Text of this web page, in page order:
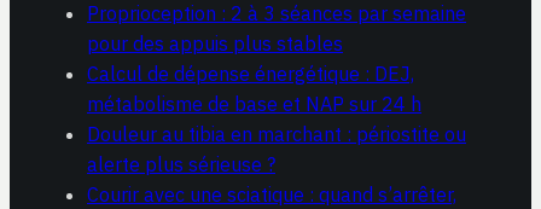
Proprioception : 2 à 3 séances par semaine
pour des appuis plus stables
Calcul de dépense énergétique : DEJ,
métabolisme de base et NAP sur 24 h
Douleur au tibia en marchant : périostite ou
alerte plus sérieuse ?
Courir avec une sciatique : quand s’arrêter,